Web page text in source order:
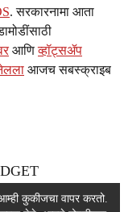
. सरकारनामा आता
आणिव्हॉट्सॲप
आजच सबस्क्राइब
कुकीजचा वापर करतो.